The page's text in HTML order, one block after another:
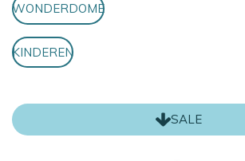
WONDERDOME
KINDEREN
SALE